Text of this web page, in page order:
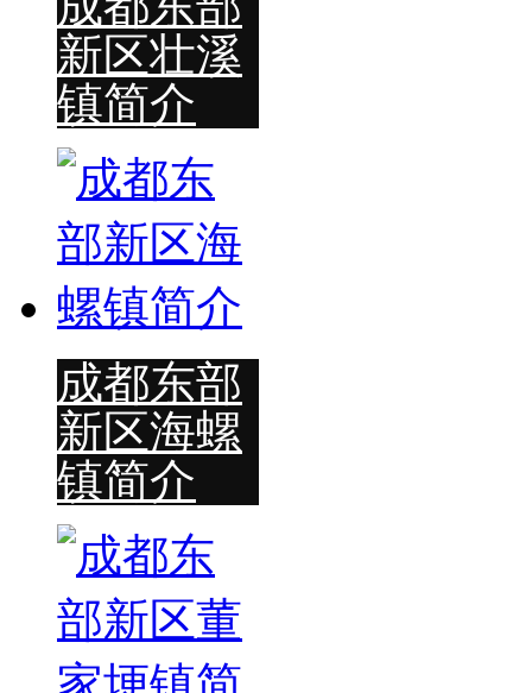
新区壮溪
镇简介
成都东部
新区海螺
镇简介